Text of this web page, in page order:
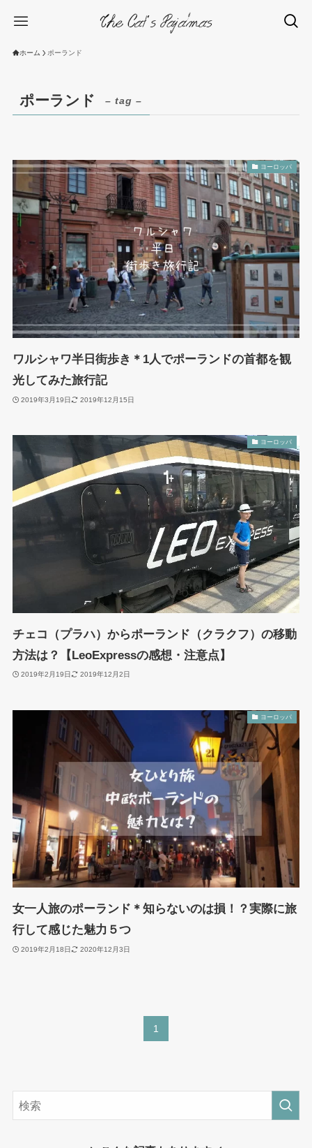
ホーム ポーランド
ポーランド – tag –
ヨーロッパ
ワルシャワ半日街歩き＊1人でポーランドの首都を観
光してみた旅行記
2019年3月19日 2019年12月15日
ヨーロッパ
チェコ（プラハ）からポーランド（クラクフ）の移動
方法は？【LeoExpressの感想・注意点】
2019年2月19日 2019年12月2日
ヨーロッパ
女一人旅のポーランド＊知らないのは損！？実際に旅
行して感じた魅力５つ
2019年2月18日 2020年12月3日
1